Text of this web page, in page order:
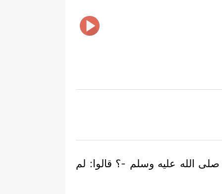
صلى الله عليه وسلم -؟ قالوا: لم